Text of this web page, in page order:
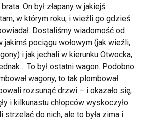
On był złapany w jakiejś
w którym roku, i wieźli go gdzieś
Dostaliśmy wiadomość od
jakimś pociągu wołowym (jak wieźli,
i jak jechali w kierunku Otwocka,
To był ostatni wagon. Podobno
wagony, to tak plombował
rozsunąć drzwi – i okazało się,
i kilkunastu chłopców wyskoczyło.
strzelać do nich, ale to była zima i